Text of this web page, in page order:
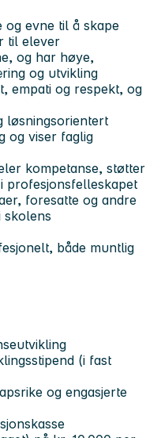
og evne til å skape
til elever
og har høye,
og utvikling
empati og respekt, og
løsningsorientert
og viser faglig
kompetanse, støtter
profesjonsfelleskapet
foresatte og andre
skolens
både muntlig
(i fast
og engasjerte